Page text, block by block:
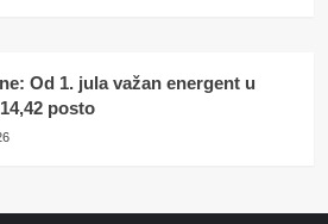
Od 1. jula važan energent u
posto